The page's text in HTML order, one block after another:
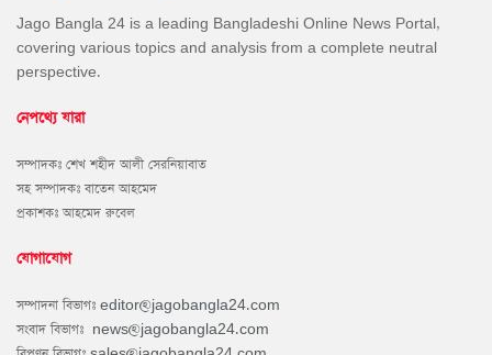
Jago Bangla 24 is a leading Bangladeshi Online News Portal,
covering various topics and analysis from a complete neutral
perspective.
নেপথ্যে যারা
সম্পাদকঃ শেখ শহীদ আলী সেরনিয়াবাত
সহ সম্পাদকঃ বাতেন আহমেদ
প্রকাশকঃ আহমেদ রুবেল
যোগাযোগ
সম্পাদনা বিভাগঃ editor@jagobangla24.com
সংবাদ বিভাগঃ news@jagobangla24.com